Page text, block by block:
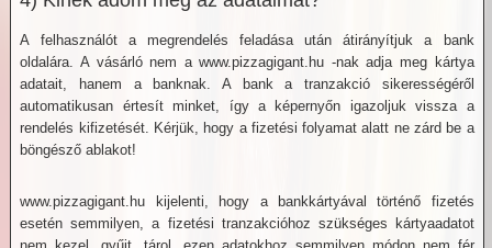
A felhasználót a megrendelés feladása után átirányítjuk a bank
oldalára. A vásárló nem a www.pizzagigant.hu -nak adja meg kártya
adatait, hanem a banknak. A bank a tranzakció sikerességéről
automatikusan értesít minket, így a képernyőn igazoljuk vissza a
rendelés kifizetését. Kérjük, hogy a fizetési folyamat alatt ne zárd be a
böngésző ablakot!
www.pizzagigant.hu kijelenti, hogy a bankkártyával történő fizetés
esetén semmilyen, a fizetési tranzakcióhoz szükséges kártyaadatot